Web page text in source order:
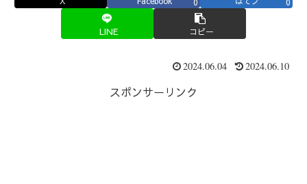
LINE コピー
2024.06.04 2024.06.10
スポンサーリンク